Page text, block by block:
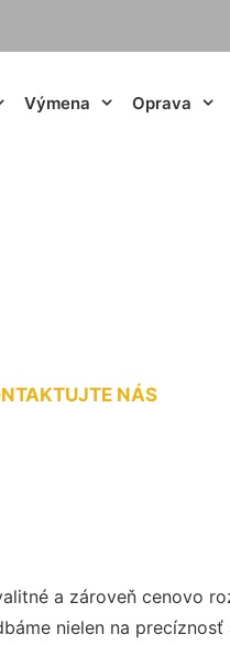
Výmena Oprava
NÁS
a zároveň cenovo
nielen na